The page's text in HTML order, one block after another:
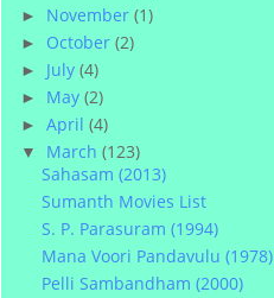
► November(1)
► October(2)
► July(4)
► May(2)
►April(4)
▼ March(123)
Sahasam (2013)
Sumanth Movies List
S. P. Parasuram (1994)
Mana Voori Pandavulu (1978)
Pelli Sambandham (2000)